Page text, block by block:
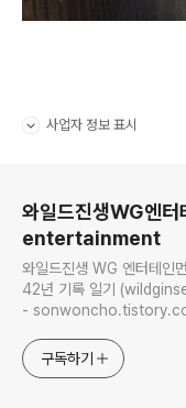
사업자 정보 표시
와일드진생WG엔터
entertainment
와일드진생 WG 엔터테인
42년 기록 일기 (wildginseng.or.kr -
-
구독하기